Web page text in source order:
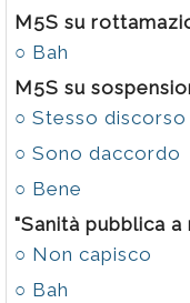
M5S su
○ Bah
M5S su
○ Stesso discorso
○ Sono daccordo
○ Bene
"Sanità pubblica
○ Non capisco
○ Bah